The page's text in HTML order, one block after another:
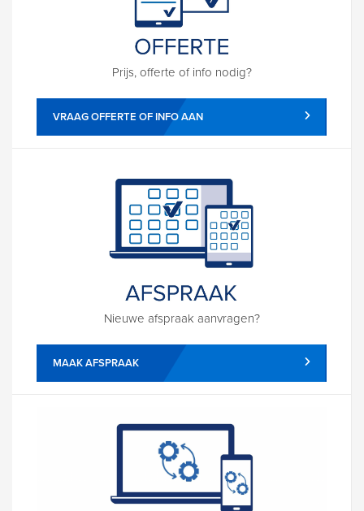
Prijs, offerte of info nodig?
VRAAG OFFERTE OF INFO AAN
Nieuwe afspraak aanvragen?
MAAK AFSPRAAK